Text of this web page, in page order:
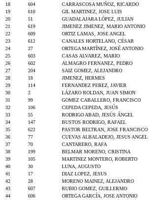
18
604 CARRASCOSA MUÑOZ, RICARDO
19
610 GIL MARTINEZ, JOSE LUIS
20
51 GUADALAJARA LÓPEZ, JULIAN
21
619 JIMENEZ JIMENEZ, MARIO ANTONIO
22
609 ORTIZ LAMAS, JOSE ANGEL
23
612 CANALES HORTELANO, CÉSAR
24
27 ORTEGA MARTÍNEZ, JOSÉ ANTONIO
25
603 CASAS ALVAREZ, MARIO
26
602 ALMAGRO FERNANEZ, PEDRO
27
204 SAIZ GOMEZ, ALEJANDRO
28
18 JIMENEZ, HERMES
29
114 FERNANDEZ PEREZ, JAVIER
30
2 LÁZARO ROLDAN, JUAN SIMON
31
99 GOMEZ CABALLERO, FRANCISCO
32
106 CEPEDA CEPEDA, JESÚS
33
55 RODRIGO ABAD, JESÚS ÁNGEL
34
147 BUSTOS RODRIGO, RAFAEL
35
622 PASTOR BELTRAN, JOSE FRANCISCO
36
77 CUEVAS ALBALADEJO, JESUS ANGEL
37
70 CANTARERO, RAFA
38
199 BELMAR MORENO, CRISTINA
39
105 MARTINEZ MONTERO, ROBERTO
40
30 LUNA, AUGUSTO
41
17 DIAZ LOPEZ, JESUS
42
28 MORENO MAINEZ, ALEJANDRO
43
607 RUBIO GOMEZ, GUILLERMO
44
606 ORTEGA GARCÍA, JOSE ANTONIO